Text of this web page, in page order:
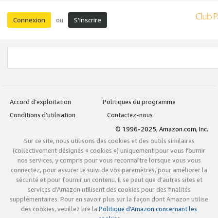
Connexion ou S’inscrire
Accord d’exploitation
Politiques du programme
Conditions d’utilisation
Contactez-nous
© 1996-2025, Amazon.com, Inc.
Sur ce site, nous utilisons des cookies et des outils similaires
(collectivement désignés « cookies ») uniquement pour vous fournir
nos services, y compris pour vous reconnaître lorsque vous vous
connectez, pour assurer le suivi de vos paramètres, pour améliorer la
sécurité et pour fournir un contenu. Il se peut que d’autres sites et
services d’Amazon utilisent des cookies pour des finalités
supplémentaires. Pour en savoir plus sur la façon dont Amazon utilise
des cookies, veuillez lire la Politique d’Amazon concernant les